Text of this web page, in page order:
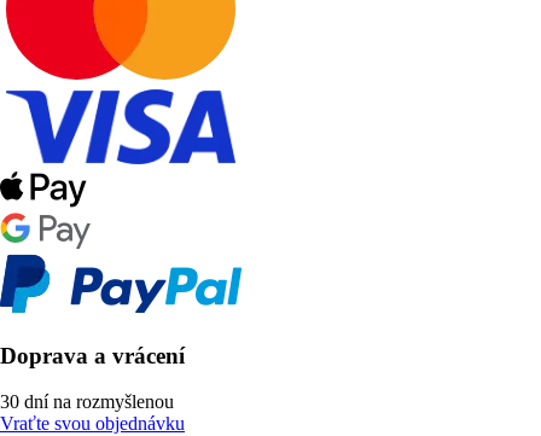
Doprava a vrácení
30 dní na rozmyšlenou
Vraťte svou objednávku